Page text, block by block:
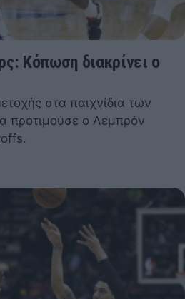
Κόπωση διακρίνει ο
στα παιχνίδια των
προτιμούσε ο Λεμπρόν